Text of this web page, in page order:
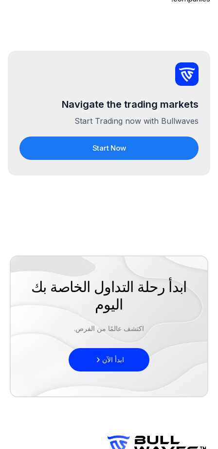
Navigate the trading markets
Start Trading now with Bullwaves
Start Now
ابدأ رحلة التداول الخاصة بك
اليوم
اكتشف عالمًا من الفرص.
ابدأ الآن